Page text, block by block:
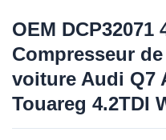
OEM DCP32071
Compresseur
voiture Audi Q7
Touareg 4.2TDI